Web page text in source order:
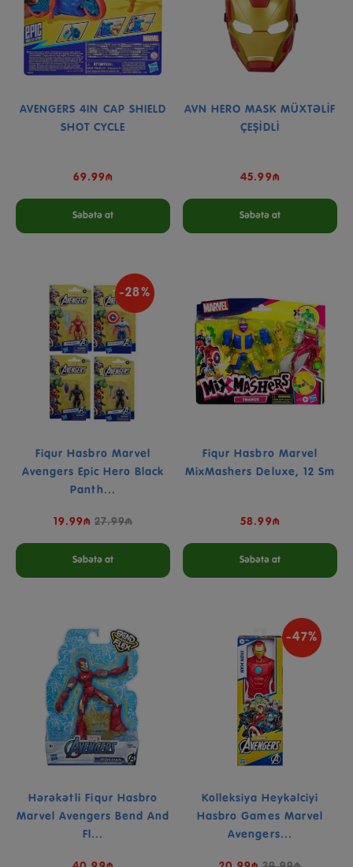
AVENGERS 4IN CAP SHIELD
SHOT CYCLE
69.99₼
Səbətə at
AVN HERO MASK MÜXTƏLİF
ÇEŞİDLİ
45.99₼
Səbətə at
-28%
Fiqur Hasbro Marvel
Avengers Epic Hero Black
Panth...
19.99₼ 27.99₼
Səbətə at
Fiqur Hasbro Marvel
MixMashers Deluxe, 12 Sm
58.99₼
Səbətə at
Hərəkətli Fiqur Hasbro
Marvel Avengers Bend And
Fl...
-47%
Kolleksiya Heykəlciyi
Hasbro Games Marvel
Avengers...